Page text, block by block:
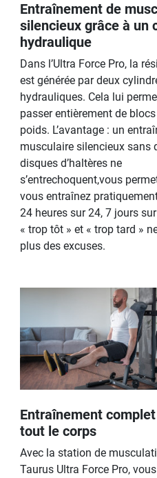
Entraînement de
silencieux grâce à un
hydraulique
Dans l’Ultra Force Pro, la
est générée par deux
hydrauliques. Cela lui
passer entièrement de
poids. L’avantage : un
musculaire silencieux sans
disques d’haltères ne
s’entrechoquent,vous
vous entraînez
24 heures sur 24, 7 jours
« trop tôt » et « trop tard »
plus des excuses.
Entraînement
tout le corps
Avec la station de
Taurus Ultra Force Pro, vous